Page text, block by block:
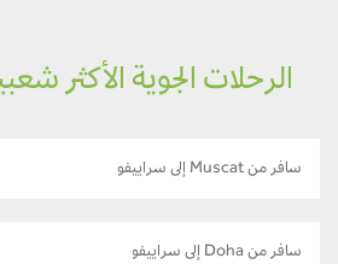
الرحلات الجوية الأكثر
سافر من Muscat إلى سراييفو
سافر من Doha إلى سراييفو